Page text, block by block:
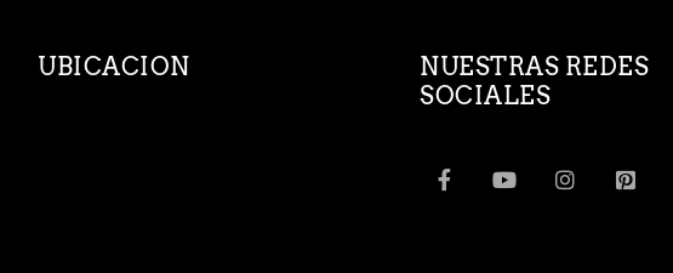
UBICACION
NUESTRAS REDES
SOCIALES